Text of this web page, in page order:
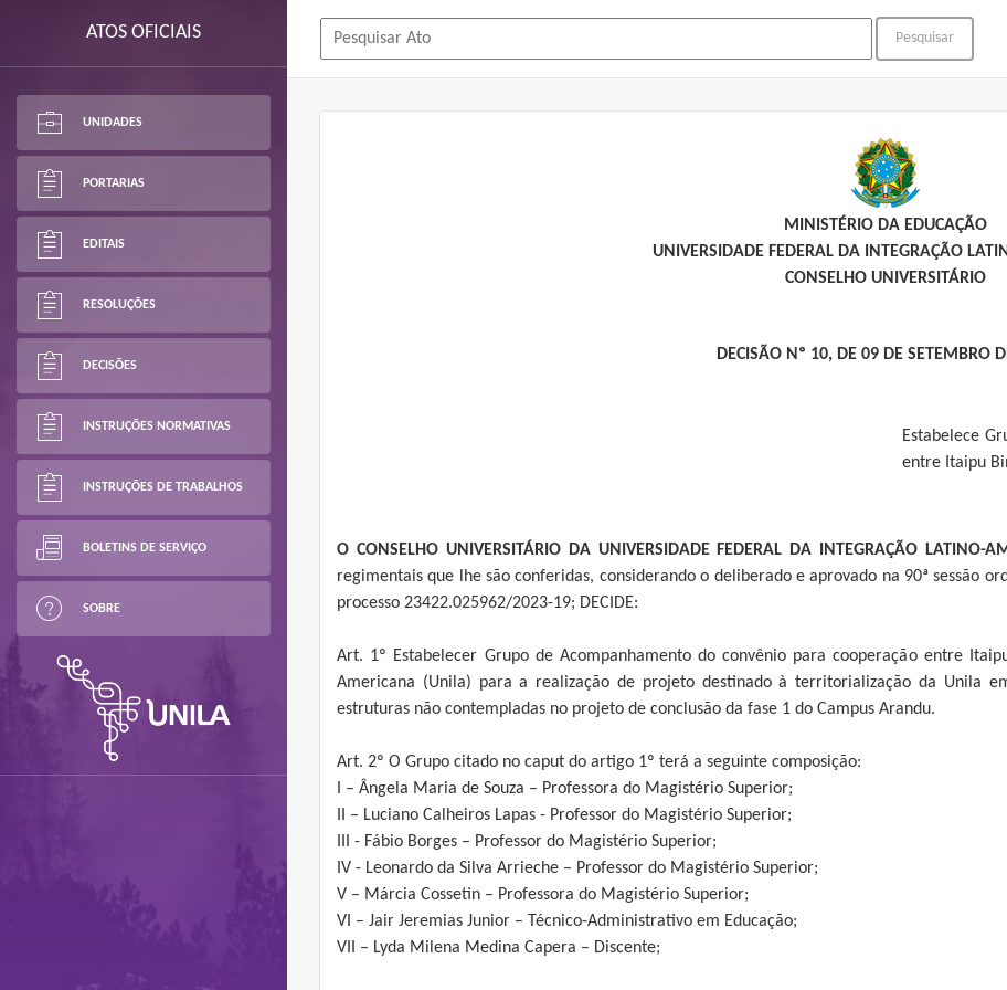
ATOS OFICIAIS
UNIDADES
PORTARIAS
EDITAIS
RESOLUÇÕES
DECISÕES
INSTRUÇÕES NORMATIVAS
INSTRUÇÕES DE TRABALHOS
BOLETINS DE SERVIÇO
SOBRE
MINISTÉRIO DA EDUCAÇÃO
UNIVERSIDADE FEDERAL DA INTEGRAÇÃO
CONSELHO UNIVERSITÁRIO
DECISÃO Nº 10, DE 09 DE SETEMBRO
Estabelece
entre Itaipu
O CONSELHO UNIVERSITÁRIO DA UNIVERSIDADE FEDERAL DA INTEGRAÇÃO LATINO-
regimentais que lhe são conferidas, considerando o deliberado e aprovado na 90ª sessão
processo 23422.025962/2023-19; DECIDE:
Art. 1º Estabelecer Grupo de Acompanhamento do convênio para cooperação entre
Americana (Unila) para a realização de projeto destinado à territorialização da Unila
estruturas não contempladas no projeto de conclusão da fase 1 do Campus Arandu.
Art. 2º O Grupo citado no caput do artigo 1º terá a seguinte composição:
I – Ângela Maria de Souza – Professora do Magistério Superior;
II – Luciano Calheiros Lapas - Professor do Magistério Superior;
III - Fábio Borges – Professor do Magistério Superior;
IV - Leonardo da Silva Arrieche – Professor do Magistério Superior;
V – Márcia Cossetin – Professora do Magistério Superior;
VI – Jair Jeremias Junior – Técnico-Administrativo em Educação;
VII – Lyda Milena Medina Capera – Discente;